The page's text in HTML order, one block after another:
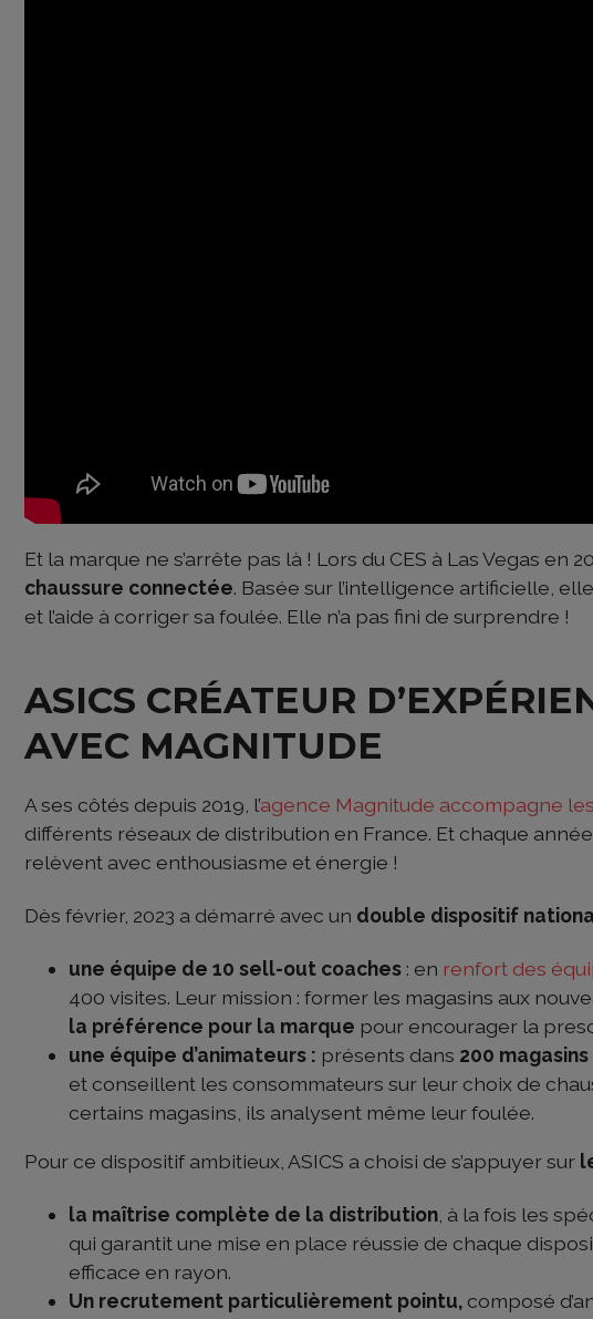
Et la marque ne s’arrête pas là ! Lors du CES à Las Vegas en
chaussure connectée. Basée sur l’intelligence artificielle,
et l’aide à corriger sa foulée. Elle n’a pas fini de surprendre !
ASICS CRÉATEUR
AVEC MAGNITUDE
A ses côtés depuis 2019, l’agence Magnitude accompagne
différents réseaux de distribution en France. Et chaque
relèvent avec enthousiasme et énergie !
Dès février, 2023 a démarré avec un double dispositif
une équipe de 10 sell-out coaches : en renfort des
400 visites. Leur mission : former les magasins aux
la préférence pour la marque pour encourager la
une équipe d’animateurs : présents dans 200
et conseillent les consommateurs sur leur choix de
certains magasins, ils analysent même leur foulée.
Pour ce dispositif ambitieux, ASICS a choisi de s’appuyer sur
la maîtrise complète de la distribution , à la fois les
qui garantit une mise en place réussie de chaque
efficace en rayon.
Un recrutement particulièrement pointu, composé